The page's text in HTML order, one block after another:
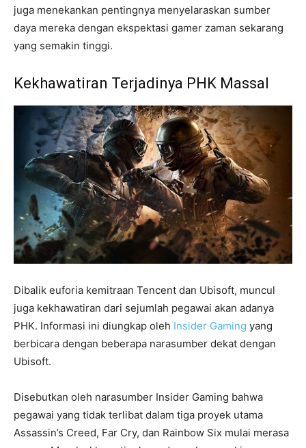
juga menekankan pentingnya menyelaraskan sumber
daya mereka dengan ekspektasi gamer zaman sekarang
yang semakin tinggi.
Kekhawatiran Terjadinya PHK Massal
Dibalik euforia kemitraan Tencent dan Ubisoft, muncul
juga kekhawatiran dari sejumlah pegawai akan adanya
PHK. Informasi ini diungkap oleh Insider Gaming yang
berbicara dengan beberapa narasumber dekat dengan
Ubisoft.
Disebutkan oleh narasumber Insider Gaming bahwa
pegawai yang tidak terlibat dalam tiga proyek utama
Assassin’s Creed, Far Cry, dan Rainbow Six mulai merasa